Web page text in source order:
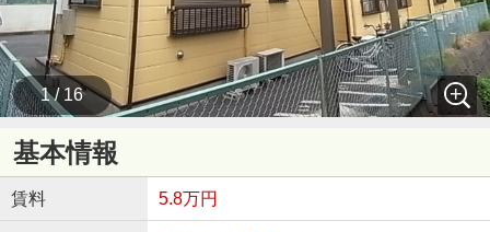
1 / 16
基本情報
賃料 5.8万円